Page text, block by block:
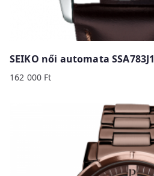
SEIKO női automata SSA783J1
162 000 Ft